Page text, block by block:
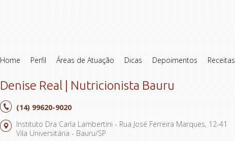
Home Perfil Áreas de Atuação Dicas Depoimentos Receitas
Denise Real | Nutricionista Bauru
(14) 99620-9020
Instituto Dra Carla Lambertini - Rua José Ferreira Marques, 12-41
Vila Universitária - Bauru/SP